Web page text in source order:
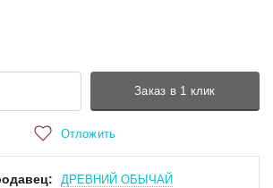
Заказ в 1 клик
Отложить
ДРЕВНИЙ ОБЫЧАЙ